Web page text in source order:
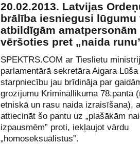
20.02.2013. Latvijas
brālība iesniegusi lūgumu
atbildīgām amatpersonām
vēršoties pret „naida
SPEKTRS.COM ar Tieslietu
parlamentārā sekretāra Aigara Lūša
starpniecību jau brīdināja par
grozījumu Krimināllikuma 78.pantā
etniskā un rasu naida izraisīšana),
attiecināt šo pantu uz „plašākām
izpausmēm” proti, iekļaujot vārdu
„homoseksuālistus”.